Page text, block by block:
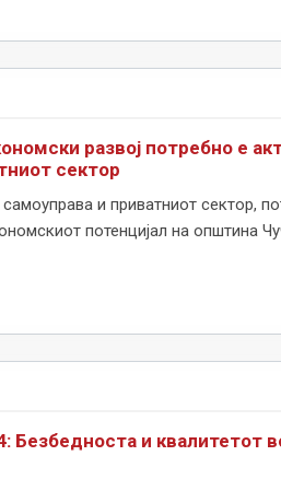
развој потребно е
сектор
и приватниот сектор,
потенцијал на општина
и квалитетот